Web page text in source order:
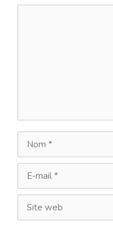
Nom
mail
Site
web